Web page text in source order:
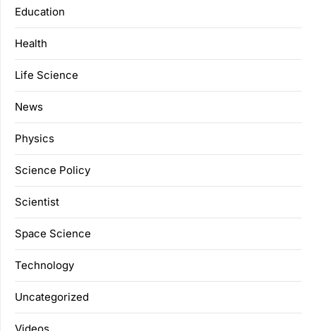
Education
Health
Life Science
News
Physics
Science Policy
Scientist
Space Science
Technology
Uncategorized